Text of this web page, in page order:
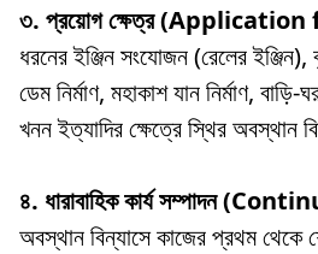
৩. প্রয়োগ ক্ষেত্র
ধরনের ইঞ্জিন সংযোজন (রেলের ইঞ্জিন),
ডেম নির্মাণ, মহাকাশ যান নির্মাণ,
খনন ইত্যাদির ক্ষেত্রে স্থির অবস্থান
৪. ধারাবাহিক কার্য সম্পাদন
অবস্থান বিন্যাসে কাজের প্রথম থেকে